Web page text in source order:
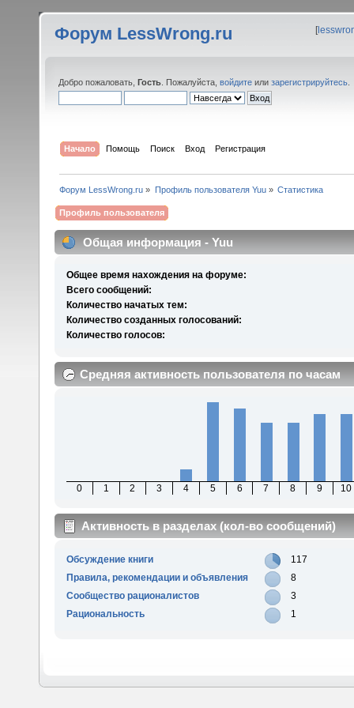
Форум LessWrong.ru [
Добро пожаловать, Гость . Пожалуйста, войдите или зарегистрируйтесь
Начало Помощь Поиск Вход Регистрация
Форум LessWrong.ru » Профиль пользователя Yuu» Статистика
Профиль пользователя
Общая информация - Yuu
Общее время нахождения на форуме:
Всего сообщений:
Количество начатых тем:
Количество созданных голосований:
Количество голосов:
Средняя активность пользователя по часам
0 1 2 3 4 5 6 7 8 9 10
Активность в разделах (кол-во сообщений)
Обсуждение книги
117
Правила, рекомендации и объявления
8
Сообщество рационалистов
3
Рациональность
1